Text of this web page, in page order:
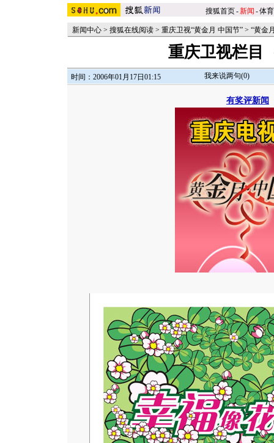
搜狐首页-新闻 -体育
新闻中心 > 搜狐在线阅读 > 重庆卫视“黄金月 中国节” > “黄金
重庆卫视栏目
时间：2006年01月17日01:15 我来说两句(0)
有奖评新闻